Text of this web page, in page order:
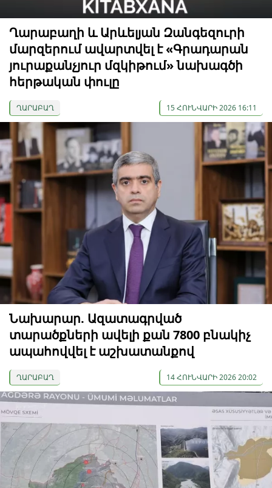
Ղարաբաղի և Արևելյան Զանգեզուրի
մարզերում ավարտվել է «Գրադարան
յուրաքանչյուր մզկիթում» նախագծի
հերթական փուլը
ՂԱՐԱԲԱՂ 15 ՀՈՒՆՎԱՐԻ 2026 16:11
Նախարար. Ազատագրված
տարածքների ավելի քան 7800 բնակիչ
ապահովվել է աշխատանքով
ՂԱՐԱԲԱՂ 14 ՀՈՒՆՎԱՐԻ 2026 20:02